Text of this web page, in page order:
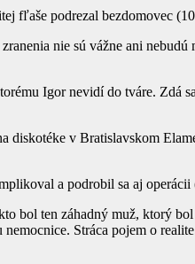
fľaše podrezal bezdomovec
nie sú vážne ani nebudú
Igor nevidí do tváre. Zdá
diskotéke v Bratislavskom
a podrobil sa aj
bol ten záhadný muž, ktorý
Stráca pojem o